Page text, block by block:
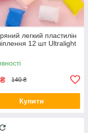
легкий пластилін
12 шт Ultralight
₴ 140 ₴
Купити